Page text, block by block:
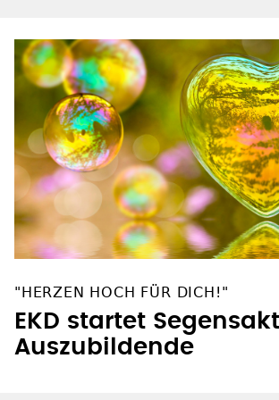
"HERZEN HOCH FÜR DICH!"
EKD startet
Auszubildende